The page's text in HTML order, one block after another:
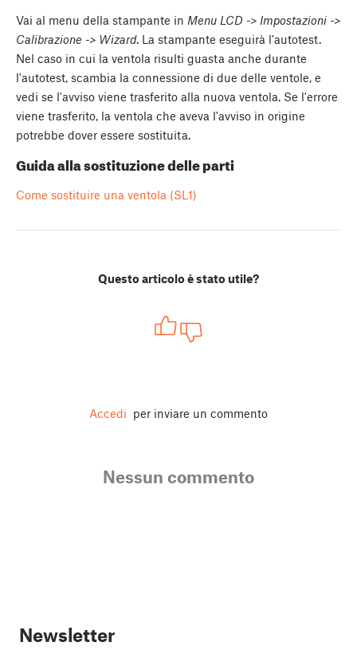
Vai al menu della stampante in Menu LCD -> Impostazioni ->
Calibrazione -> Wizard. La stampante eseguirà l'autotest.
Nel caso in cui la ventola risulti guasta anche durante
l'autotest, scambia la connessione di due delle ventole, e
vedi se l'avviso viene trasferito alla nuova ventola. Se l'errore
viene trasferito, la ventola che aveva l'avviso in origine
potrebbe dover essere sostituita.
Guida alla sostituzione delle parti
Come sostituire una ventola (SL1)
Questo articolo è stato utile?
Accedi per inviare un commento
Nessun commento
Newsletter